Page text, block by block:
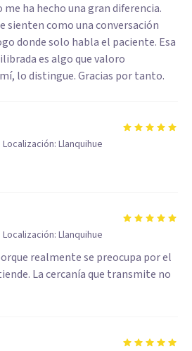
me ha hecho una gran diferencia.
sienten como una conversación
donde solo habla el paciente. Esa
es algo que valoro
lo distingue. Gracias por tanto.
Localización: Llanquihue
Localización: Llanquihue
realmente se preocupa por el
La cercanía que transmite no